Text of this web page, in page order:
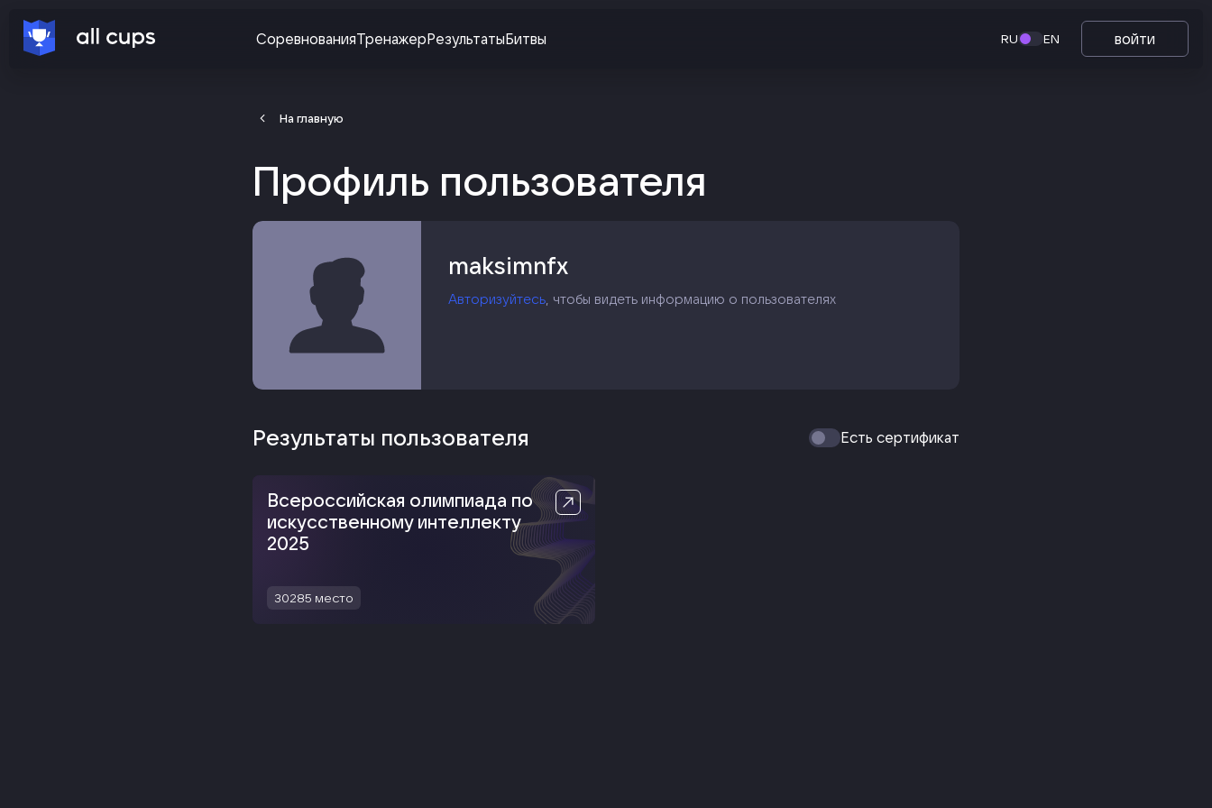
СоревнованияТренажерРезультатыБитвы RU EN войти
На главную
Профиль пользователя
maksimnfx
Авторизуйтесь, чтобы видеть информацию о пользователях
Результаты пользователя Есть сертификат
Всероссийская олимпиада по
искусственному интеллекту
2025
30285 место